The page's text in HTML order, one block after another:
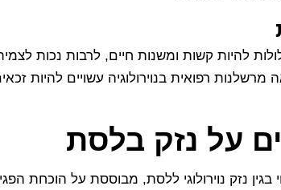
להיות קשות ומשנות חיים, לרבות נכות
רפואית בנוירולוגיה עשויים להיות
על נזק בלסת
בגין נזק נוירולוגי ללסת, מבוססת על הוכחת